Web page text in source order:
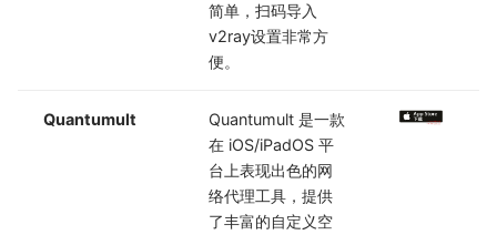
简单，扫码导入
v2ray设置非常方
便。
Quantumult
Quantumult 是一款
在 iOS/iPadOS 平
台上表现出色的网
络代理工具，提供
了丰富的自定义空